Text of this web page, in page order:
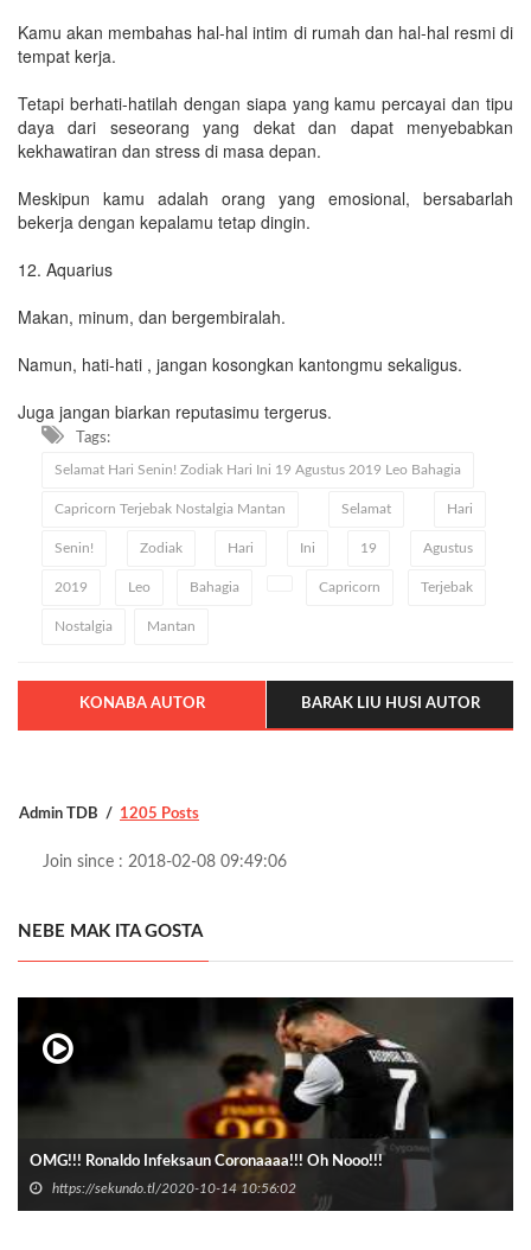
Kamu akan membahas hal-hal intim di rumah dan hal-hal resmi di
tempat kerja.
Tetapi berhati-hatilah dengan siapa yang kamu percayai dan tipu
daya dari seseorang yang dekat dan dapat menyebabkan
kekhawatiran dan stress di masa depan.
Meskipun kamu adalah orang yang emosional, bersabarlah
bekerja dengan kepalamu tetap dingin.
12. Aquarius
Makan, minum, dan bergembiralah.
Namun, hati-hati , jangan kosongkan kantongmu sekaligus.
Juga jangan biarkan reputasimu tergerus.
Tags:
Selamat Hari Senin! Zodiak Hari Ini 19 Agustus 2019 Leo Bahagia
Capricorn Terjebak Nostalgia Mantan Selamat Hari
Senin! Zodiak Hari Ini 19 Agustus
2019 Leo Bahagia Capricorn Terjebak
Nostalgia Mantan
KONABA AUTOR BARAK LIU HUSI AUTOR
Admin TDB 1205 Posts
Join since : 2018-02-08 09:49:06
NEBE MAK ITA GOSTA
OMG!!! Ronaldo Infeksaun Coronaaaa!!! Oh Nooo!!!
https://sekundo.tl/2020-10-14 10:56:02